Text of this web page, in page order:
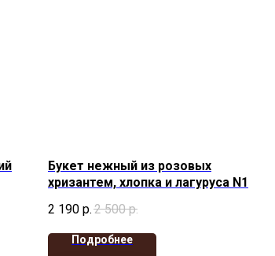
Букет нежный из розовых
хризантем, хлопка и лагуруса N1
2 190 р. 2 500 р.
Подробнее